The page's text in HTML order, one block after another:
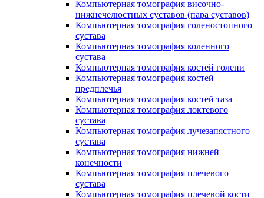
Компьютерная томография височно-
нижнечелюстных суставов (пара суставов)
Компьютерная томография голеностопного
сустава
Компьютерная томография коленного
сустава
Компьютерная томография костей голени
Компьютерная томография костей
предплечья
Компьютерная томография костей таза
Компьютерная томография локтевого
сустава
Компьютерная томография лучезапястного
сустава
Компьютерная томография нижней
конечности
Компьютерная томография плечевого
сустава
Компьютерная томография плечевой кости